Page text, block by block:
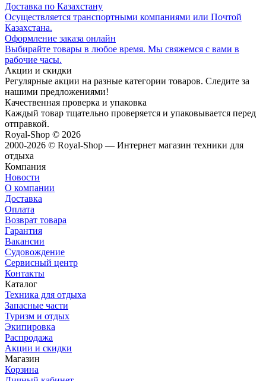
Доставка по Казахстану
Осуществляется транспортными компаниями или Почтой
Казахстана.
Оформление заказа онлайн
Выбирайте товары в любое время. Мы свяжемся с вами в
рабочие часы.
Акции и скидки
Регулярные акции на разные категории товаров. Следите за
нашими предложениями!
Качественная проверка и упаковка
Каждый товар тщательно проверяется и упаковывается перед
отправкой.
Royal-Shop © 2026
2000-2026 © Royal-Shop — Интернет магазин техники для
отдыха
Компания
Новости
О компании
Доставка
Оплата
Возврат товара
Гарантия
Вакансии
Судовождение
Сервисный центр
Контакты
Каталог
Техника для отдыха
Запасные части
Туризм и отдых
Экипировка
Распродажа
Акции и скидки
Магазин
Корзина